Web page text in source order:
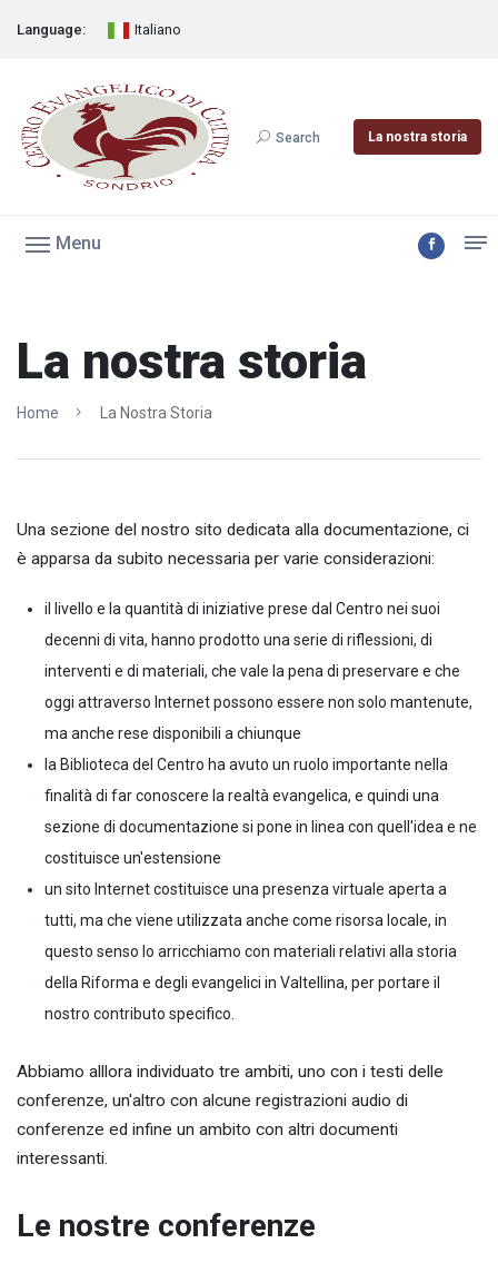
Language: Italiano
Search La nostra storia
Menu
La nostra storia
Home La Nostra Storia
Una sezione del nostro sito dedicata alla documentazione, ci
è apparsa da subito necessaria per varie considerazioni:
il livello e la quantità di iniziative prese dal Centro nei suoi
decenni di vita, hanno prodotto una serie di riflessioni, di
interventi e di materiali, che vale la pena di preservare e che
oggi attraverso Internet possono essere non solo mantenute,
ma anche rese disponibili a chiunque
la Biblioteca del Centro ha avuto un ruolo importante nella
finalità di far conoscere la realtà evangelica, e quindi una
sezione di documentazione si pone in linea con quell'idea e ne
costituisce un'estensione
un sito Internet costituisce una presenza virtuale aperta a
tutti, ma che viene utilizzata anche come risorsa locale, in
questo senso lo arricchiamo con materiali relativi alla storia
della Riforma e degli evangelici in Valtellina, per portare il
nostro contributo specifico.
Abbiamo alllora individuato tre ambiti, uno con i testi delle
conferenze, un'altro con alcune registrazioni audio di
conferenze ed infine un ambito con altri documenti
interessanti.
Le nostre conferenze